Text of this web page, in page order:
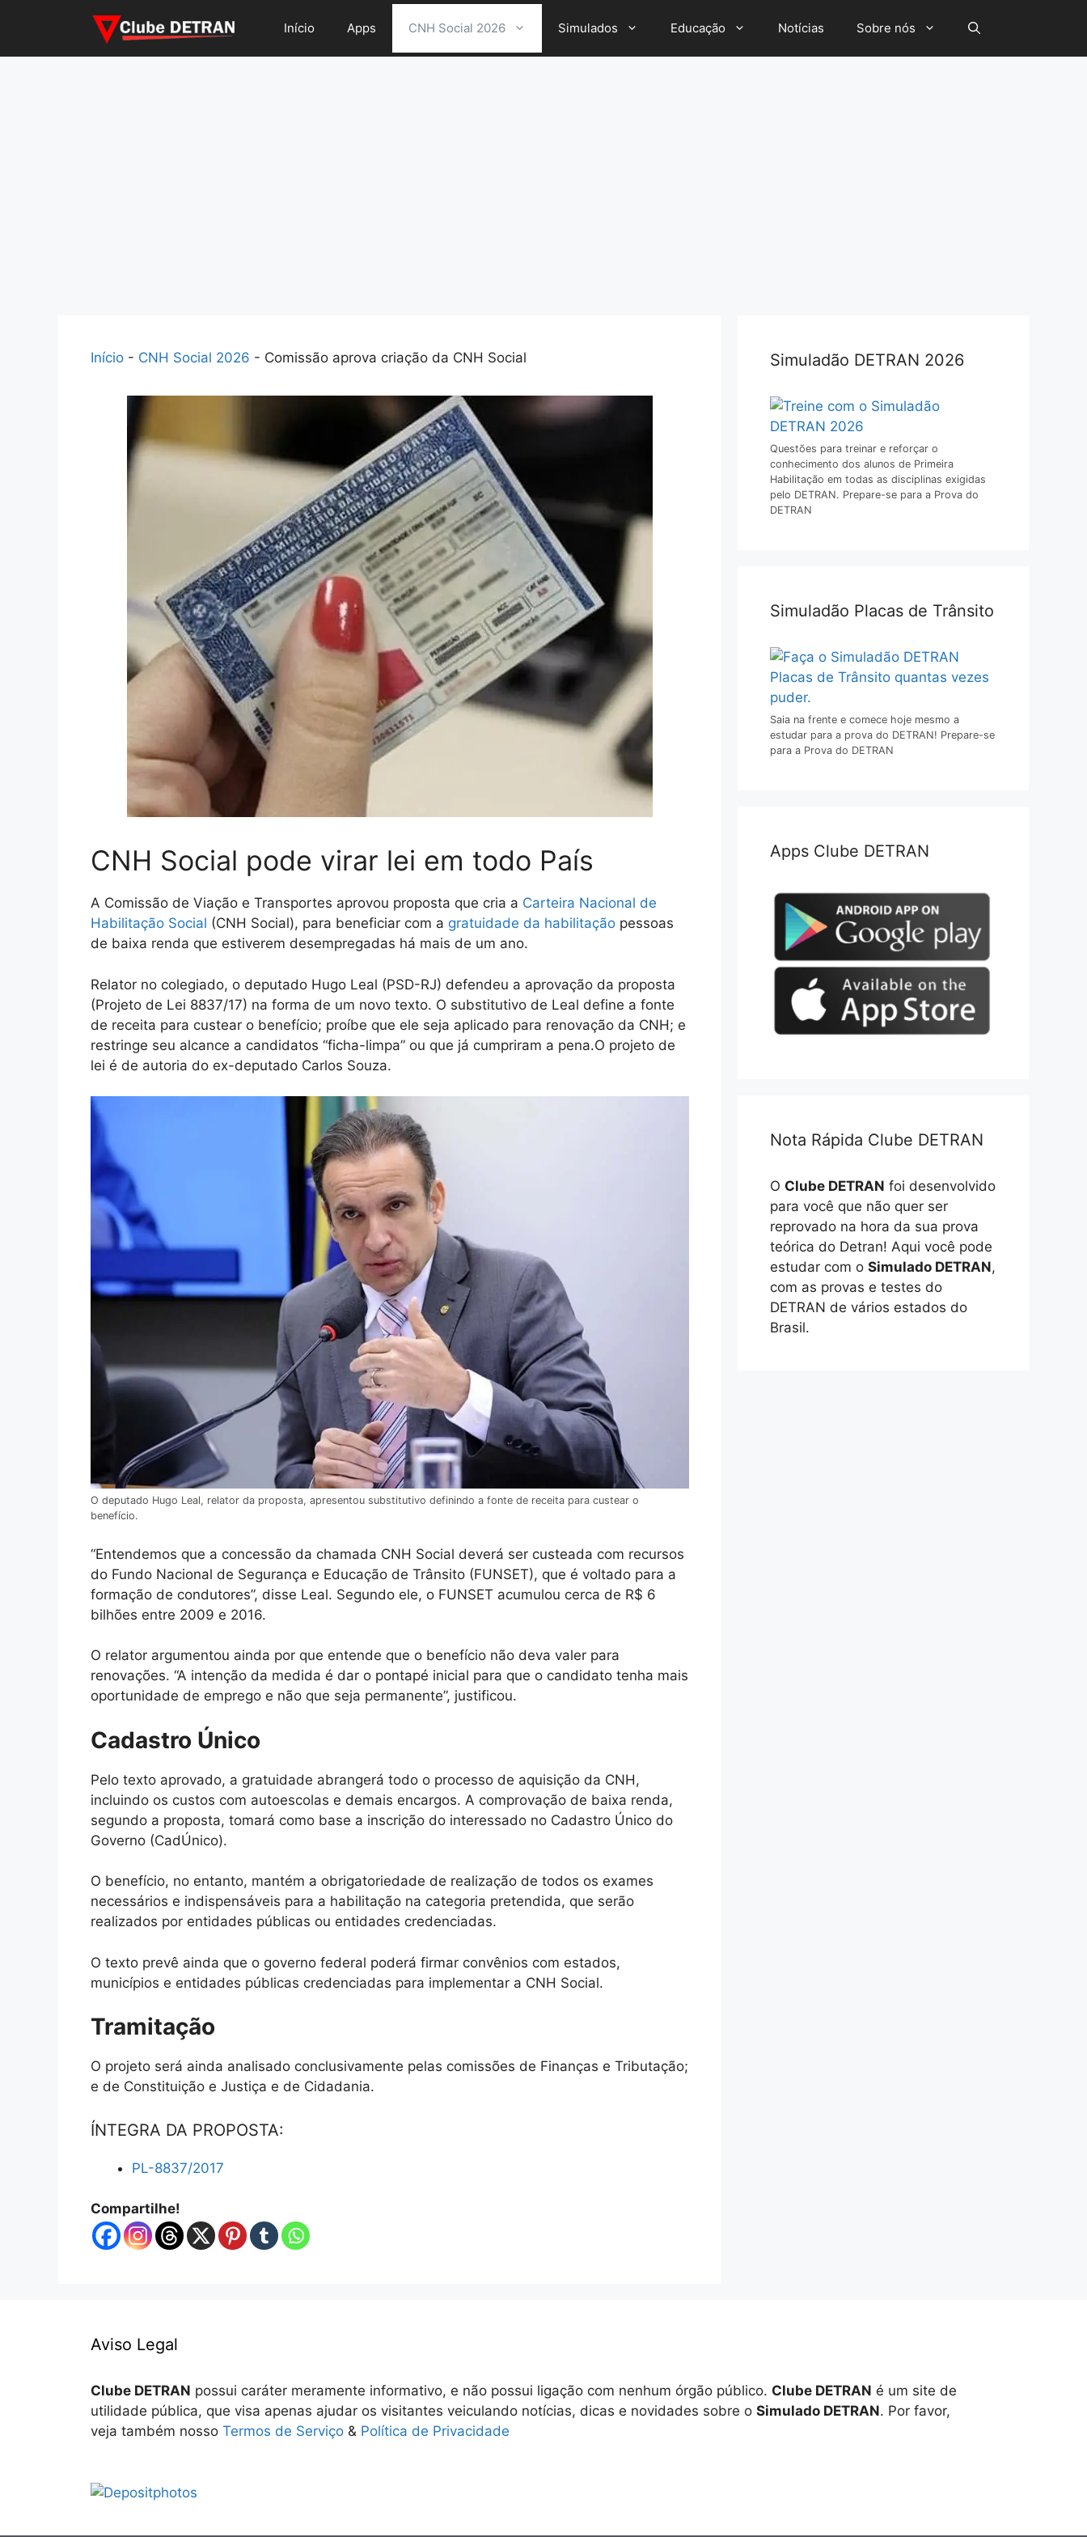
Início Apps CNH Social 2026 Simulados Educação Notícias Sobre nós
Início - CNH Social 2026 - Comissão aprova criação da CNH Social
CNH Social pode virar lei em todo País
A Comissão de Viação e Transportes aprovou proposta que cria a Carteira Nacional de
Habilitação Social (CNH Social), para beneficiar com a gratuidade da habilitação pessoas
de baixa renda que estiverem desempregadas há mais de um ano.
Relator no colegiado, o deputado Hugo Leal (PSD-RJ) defendeu a aprovação da proposta
(Projeto de Lei 8837/17) na forma de um novo texto. O substitutivo de Leal define a fonte
de receita para custear o benefício; proíbe que ele seja aplicado para renovação da CNH; e
restringe seu alcance a candidatos “ficha-limpa” ou que já cumpriram a pena.O projeto de
lei é de autoria do ex-deputado Carlos Souza.
O deputado Hugo Leal, relator da proposta, apresentou substitutivo definindo a fonte de receita para custear o
benefício.
“Entendemos que a concessão da chamada CNH Social deverá ser custeada com recursos
do Fundo Nacional de Segurança e Educação de Trânsito (FUNSET), que é voltado para a
formação de condutores”, disse Leal. Segundo ele, o FUNSET acumulou cerca de R$ 6
bilhões entre 2009 e 2016.
O relator argumentou ainda por que entende que o benefício não deva valer para
renovações. “A intenção da medida é dar o pontapé inicial para que o candidato tenha mais
oportunidade de emprego e não que seja permanente”, justificou.
Cadastro Único
Pelo texto aprovado, a gratuidade abrangerá todo o processo de aquisição da CNH,
incluindo os custos com autoescolas e demais encargos. A comprovação de baixa renda,
segundo a proposta, tomará como base a inscrição do interessado no Cadastro Único do
Governo (CadÚnico).
O benefício, no entanto, mantém a obrigatoriedade de realização de todos os exames
necessários e indispensáveis para a habilitação na categoria pretendida, que serão
realizados por entidades públicas ou entidades credenciadas.
O texto prevê ainda que o governo federal poderá firmar convênios com estados,
municípios e entidades públicas credenciadas para implementar a CNH Social.
Tramitação
O projeto será ainda analisado conclusivamente pelas comissões de Finanças e Tributação;
e de Constituição e Justiça e de Cidadania.
ÍNTEGRA DA PROPOSTA:
PL-8837/2017
Compartilhe!
Simuladão DETRAN 2026
Questões para treinar e reforçar o
conhecimento dos alunos de Primeira
Habilitação em todas as disciplinas exigidas
pelo DETRAN. Prepare-se para a Prova do
DETRAN
Simuladão Placas de Trânsito
Saia na frente e comece hoje mesmo a
estudar para a prova do DETRAN! Prepare-se
para a Prova do DETRAN
Apps Clube DETRAN
Nota Rápida Clube DETRAN
O Clube DETRAN foi desenvolvido
para você que não quer ser
reprovado na hora da sua prova
teórica do Detran! Aqui você pode
estudar com o Simulado DETRAN,
com as provas e testes do
DETRAN de vários estados do
Brasil.
Aviso Legal
Clube DETRAN possui caráter meramente informativo, e não possui ligação com nenhum órgão público. Clube DETRAN é um site de
utilidade pública, que visa apenas ajudar os visitantes veiculando notícias, dicas e novidades sobre o Simulado DETRAN. Por favor,
veja também nosso Termos de Serviço & Política de Privacidade